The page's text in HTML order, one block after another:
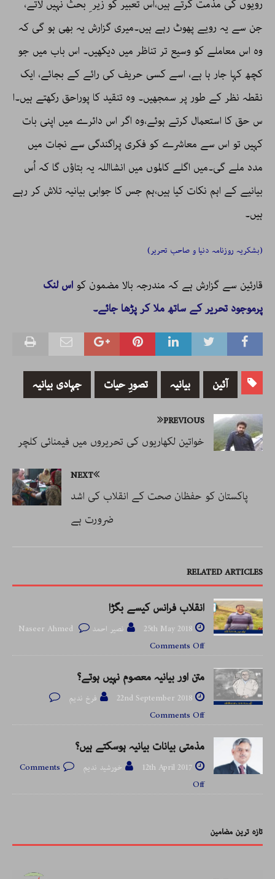
رویوں کی مذمت کرتے ہیں،اس تعبیر کو زیر ِ بحث نہیں لاتے،
جن سے یہ رویے پھوٹ رہے ہیں۔میری گزارش یہ بھی ہو گی کہ
وہ اس معاملے کو وسیع تر تناظر میں دیکھیں۔ اس باب میں جو
کچھ کہا جار ہا ہے، اسے کسی حریف کی رائے کے بجائے، ایک
نقطہ نظر کے طور پر سمجھیں۔ وہ تنقید کا پوراحق رکھتے ہیں۔ا
س حق کا استعمال کرتے ہوئے،وہ اگر اس دائرے میں اپنی بات
کہیں تو اس سے معاشرے کو فکری پراگندگی سے نجات میں
مدد ملے گی۔میں اگلے کالموں میں انشااللہ یہ بتاؤں گا کہ اُس
بیانیے کے اہم نکات کیا ہیں،ہم جس کا جوابی بیانیہ تلاش کر رہے
ہیں۔
(بشکریہ روزنامہ دنیا و صاحب تحریر)
قارئین سے گزارش ہے کہ مندرجہ بالا مضمون کو اس لنک
پرموجود تحریر کے ساتھ ملا کر پڑھا جائے۔
آئین بیانیہ تصورِ حیات جہادی بیانیہ
PREVIOUS
خواتین لکھاریوں کی تحریروں میں فیمنائی کلچر
NEXT
پاکستان کو حفظان صحت کے انقلاب کی اشد
ضرورت ہے
RELATED ARTICLES
انقلاب فرانس کیسے بگڑا
25th May 2018
نصیر احمد Naseer Ahmed
Comments Off
متن اور بیانیہ معصوم نہیں ہوتے؟
22nd September 2018
فرخ ندیم
Comments Off
مذمتی بیانات بیانیہ ہوسکتے ہیں؟
12th April 2017 خورشید ندیم
Comments
Off
تازہ ترین مضامین